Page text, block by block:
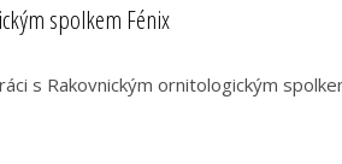
spolkem Fénix
s Rakovnickým ornitologickým